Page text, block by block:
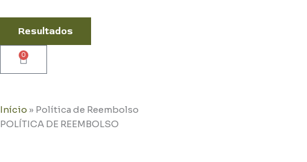
Resultados
0
Cart
Início » Política de Reembolso
POLÍTICA DE REEMBOLSO